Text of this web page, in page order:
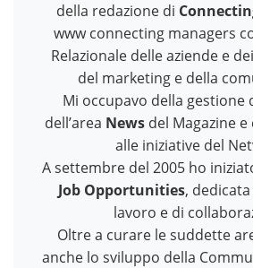
della redazione di
www connecting managers
Relazionale delle aziende e
del marketing e della
Mi occupavo della gestione
dell’area Newsdel Magazine
alle iniziative del
A settembre del 2005 ho
Job Opportunities,
lavoro e di
Oltre a curare le suddette
anche lo sviluppo della